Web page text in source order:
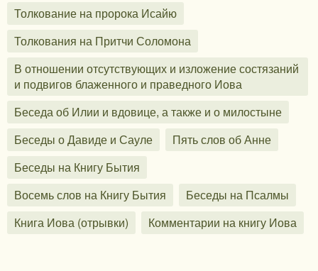
Толкование на пророка Исайю
Толкования на Притчи Соломона
В отношении отсутствующих и изложение состязаний
и подвигов блаженного и праведного Иова
Беседа об Илии и вдовице, а также и о милостыне
Беседы о Давиде и Сауле
Пять слов об Анне
Беседы на Книгу Бытия
Восемь слов на Книгу Бытия
Беседы на Псалмы
Книга Иова (отрывки)
Комментарии на книгу Иова